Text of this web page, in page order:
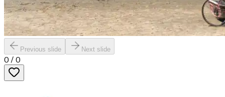
Previous slide Next slide
0 / 0